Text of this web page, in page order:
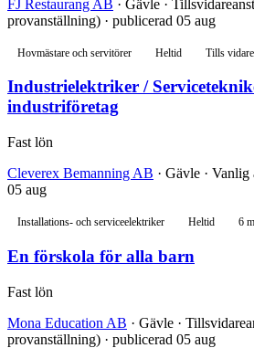
FJ Restaurang AB · Gävle ·
provanställning) · publicerad 05 aug
Hovmästare och servitörer Heltid Tills vidare
Industrielektriker /
industriföretag
Fast lön
Cleverex Bemanning AB · Gävle ·
05 aug
Installations- och serviceelektriker Heltid 6
En förskola för alla barn
Fast lön
Mona Education AB · Gävle ·
provanställning) · publicerad 05 aug